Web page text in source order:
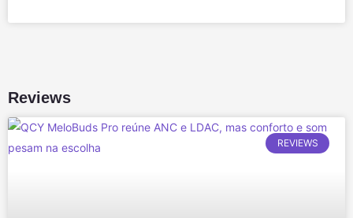
Reviews
REVIEWS